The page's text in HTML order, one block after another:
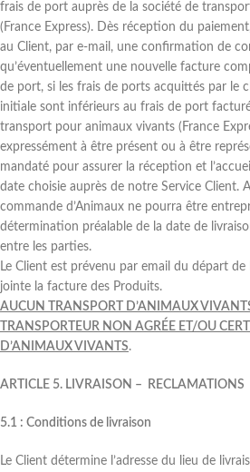
frais de port auprès de la société de
(France Express). Dès réception du
au Client, par e-mail, une confirmation de
qu’éventuellement une nouvelle facture
de port, si les frais de ports acquittés par le
initiale sont inférieurs au frais de port
transport pour animaux vivants (France
expressément à être présent ou à être
mandaté pour assurer la réception et
date choisie auprès de notre Service Client.
commande d’Animaux ne pourra être
détermination préalable de la date de
entre les parties.
Le Client est prévenu par email du départ
jointe la facture des Produits.
AUCUN TRANSPORT D’ANIMAUX
TRANSPORTEUR NON AGRÉE ET/OU
D’ANIMAUX VIVANTS.
ARTICLE 5. LIVRAISON – RECLAMATIONS
5.1 : Conditions de livraison
Le Client détermine l’adresse du lieu de